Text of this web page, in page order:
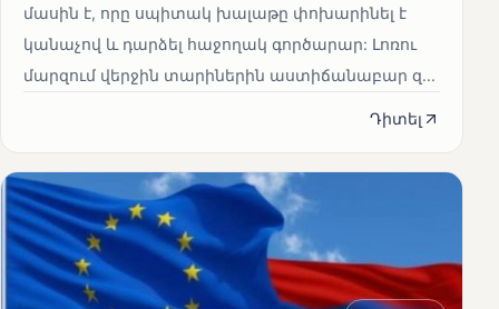
մասին է, որը սպիտակ խալաթը փոխարինել է
կանաչով և դարձել հաջողակ գործարար: Լոռու
մարզում վերջին տարիներին աստիճանաբար զ...
Դիտել